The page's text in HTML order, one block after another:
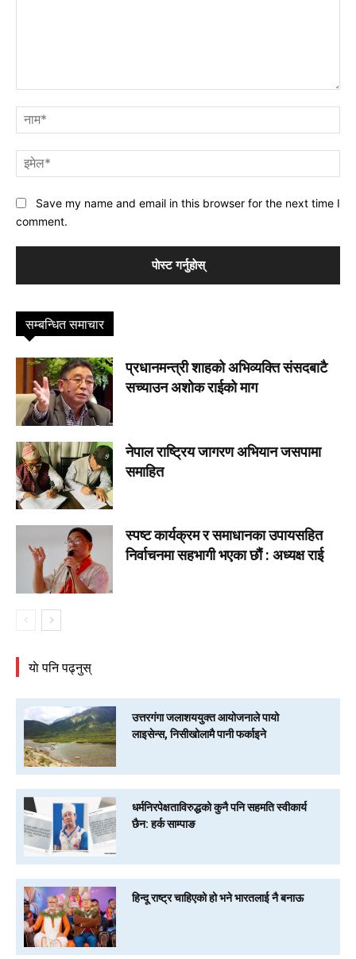
Save my name and email in this browser for the next time I
comment.
सम्बन्धित समाचार
प्रधानमन्त्री शाहको अभिव्यक्ति संसदबाटै
सच्याउन अशोक राईको माग
नेपाल राष्ट्रिय जागरण अभियान जसपामा
समाहित
स्पष्ट कार्यक्रम र समाधानका उपायसहित
निर्वाचनमा सहभागी भएका छौं : अध्यक्ष राई
याे पनि पढ्नुस्
उत्तरगंगा जलाशययुक्त आयोजनाले पायो
लाइसेन्स, निसीखोलामै पानी फर्काइने
धर्मनिरपेक्षताविरुद्धको कुनै पनि सहमति स्वीकार्य
छैन: हर्क साम्पाङ
हिन्दू राष्ट्र चाहिएको हो भने भारतलाई नै बनाऊ